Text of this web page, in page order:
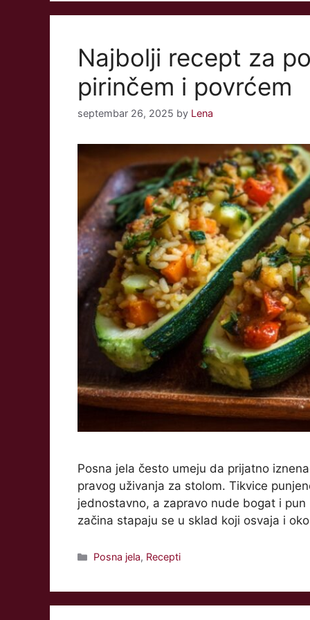
Najbolji recept za
pirinčem i povrćem
septembar 26, 2025 by Lena
Posna jela često umeju da prijatno
pravog uživanja za stolom. Tikvice
jednostavno, a zapravo nude bogat i
začina stapaju se u sklad koji osvaja i
Categories
Posna jela, Recepti